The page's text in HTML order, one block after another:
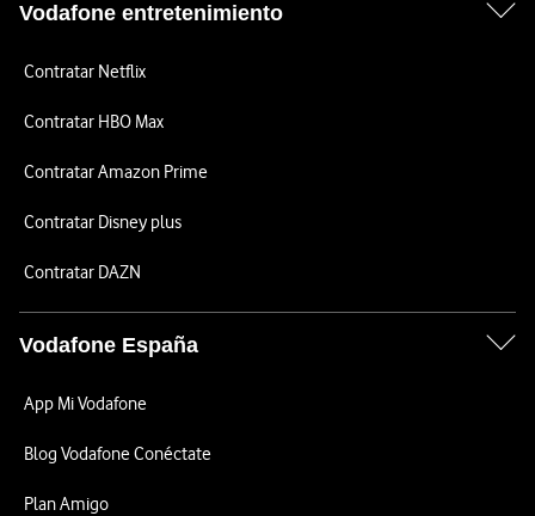
Vodafone entretenimiento
Contratar Netflix
Contratar HBO Max
Contratar Amazon Prime
Contratar Disney plus
Contratar DAZN
Vodafone España
App Mi Vodafone
Blog Vodafone Conéctate
Plan Amigo